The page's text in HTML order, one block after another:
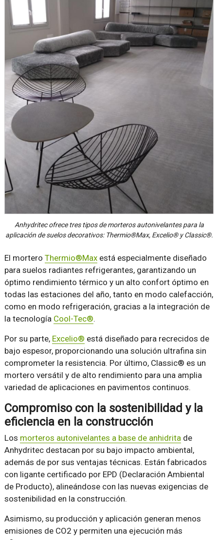
Anhydritec ofrece tres tipos de morteros autonivelantes para la
aplicación de suelos decorativos: Thermio®Max, Excelio® y Classic®.
El mortero Thermio®Maxestá especialmente diseñado
para suelos radiantes refrigerantes, garantizando un
óptimo rendimiento térmico y un alto confort óptimo en
todas las estaciones del año, tanto en modo calefacción,
como en modo refrigeración, gracias a la integración de
la tecnología Cool-Tec®.
Por su parte, Excelio® está diseñado para recrecidos de
bajo espesor, proporcionando una solución ultrafina sin
comprometer la resistencia. Por último, Classic® es un
mortero versátil y de alto rendimiento para una amplia
variedad de aplicaciones en pavimentos continuos.
Compromiso con la sostenibilidad y la
eficiencia en la construcción
Los morteros autonivelantes a base de anhidritade
Anhydritec destacan por su bajo impacto ambiental,
además de por sus ventajas técnicas. Están fabricados
con ligante certificado por EPD (Declaración Ambiental
de Producto), alineándose con las nuevas exigencias de
sostenibilidad en la construcción.
Asimismo, su producción y aplicación generan menos
emisiones de CO2 y permiten una ejecución más